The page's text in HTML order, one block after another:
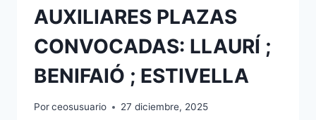
AUXILIARES PLAZAS
CONVOCADAS: LLAURÍ ;
BENIFAIÓ ; ESTIVELLA
Porceosusuario 27 diciembre, 2025